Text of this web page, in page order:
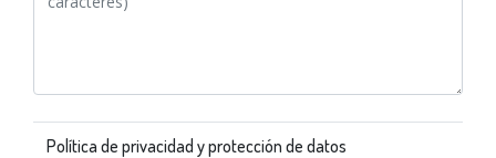
Política de privacidad y protección de datos